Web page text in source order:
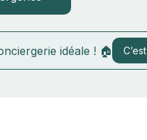
idéale ! 🏠